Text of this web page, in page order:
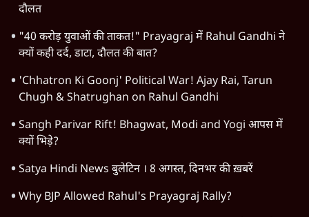
दौलत
"40 करोड़ युवाओं की ताकत!" Prayagraj में Rahul Gandhi ने
क्यों कही दर्द, डाटा, दौलत की बात?
'Chhatron Ki Goonj' Political War! Ajay Rai, Tarun
Chugh & Shatrughan on Rahul Gandhi
Sangh Parivar Rift! Bhagwat, Modi and Yogi आपस में
क्यों भिड़े?
Satya Hindi News बुलेटिन । 8 अगस्त, दिनभर की ख़बरें
Why BJP Allowed Rahul's Prayagraj Rally?